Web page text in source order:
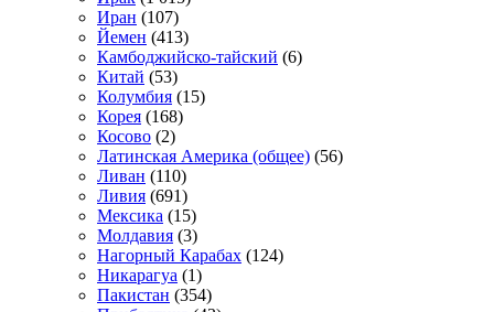
Иран (107)
Йемен (413)
Камбоджийско-тайский (6)
Китай (53)
Колумбия (15)
Корея (168)
Косово (2)
Латинская Америка (общее) (56)
Ливан (110)
Ливия (691)
Мексика (15)
Молдавия (3)
Нагорный Карабах (124)
Никарагуа (1)
Пакистан (354)